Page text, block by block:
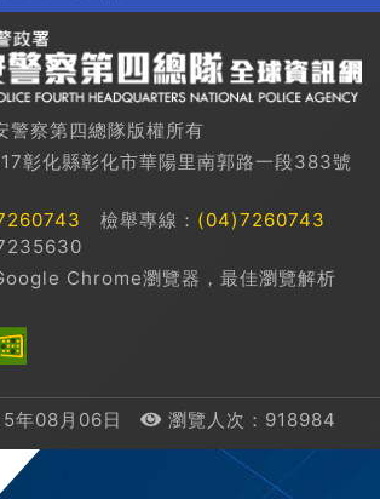
警察第四總隊版權所有
彰化縣彰化市華陽里南郭路一段383號
檢舉專線： (04)7260743
Chrome瀏覽器，最佳瀏覽解析
年08月06日 瀏覽人次：918984